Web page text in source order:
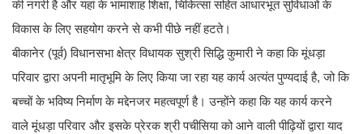
की नगरी है और यहां के भामाशाह शिक्षा, चिकित्सा सहित आधारभूत सुविधाओं के
विकास के लिए सहयोग करने से कभी पीछे नहीं हटते।
बीकानेर (पूर्व) विधानसभा क्षेत्र विधायक सुश्री सिद्धि कुमारी ने कहा कि मूंधड़ा
परिवार द्वारा अपनी मातृभूमि के लिए किया जा रहा यह कार्य अत्यंत पुण्यदाई है, जो कि
बच्चों के भविष्य निर्माण के मद्देनजर महत्वपूर्ण है। उन्होंने कहा कि यह कार्य करने
वाले मूंधड़ा परिवार और इसके प्रेरक श्री पचीसिया को आने वाली पीढ़ियों द्वारा याद